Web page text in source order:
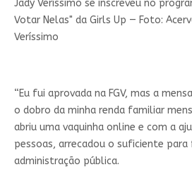
Jady Veríssimo se inscreveu no
Votar Nelas" da Girls Up — Foto:
Veríssimo
“Eu fui aprovada na FGV, mas a
o dobro da minha renda familiar
abriu uma vaquinha online e com a
pessoas, arrecadou o suficiente para
administração pública.